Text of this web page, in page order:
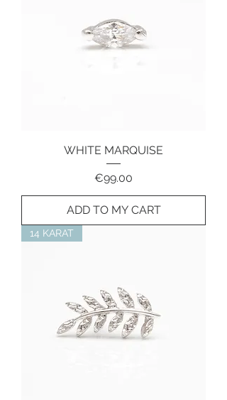
WHITE MARQUISE
Price
€99.00
ADD TO MY CART
14 KARAT